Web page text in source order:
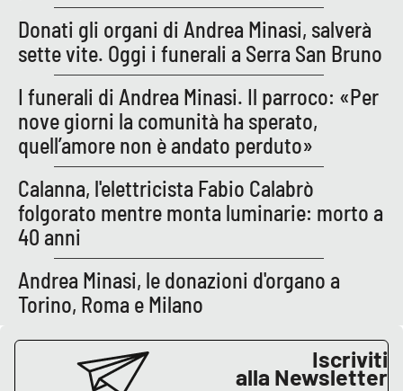
Donati gli organi di Andrea Minasi, salverà
sette vite. Oggi i funerali a Serra San Bruno
I funerali di Andrea Minasi. Il parroco: «Per
nove giorni la comunità ha sperato,
quell’amore non è andato perduto»
Calanna, l'elettricista Fabio Calabrò
folgorato mentre monta luminarie: morto a
40 anni
Andrea Minasi, le donazioni d'organo a
Torino, Roma e Milano
Iscriviti
alla Newsletter